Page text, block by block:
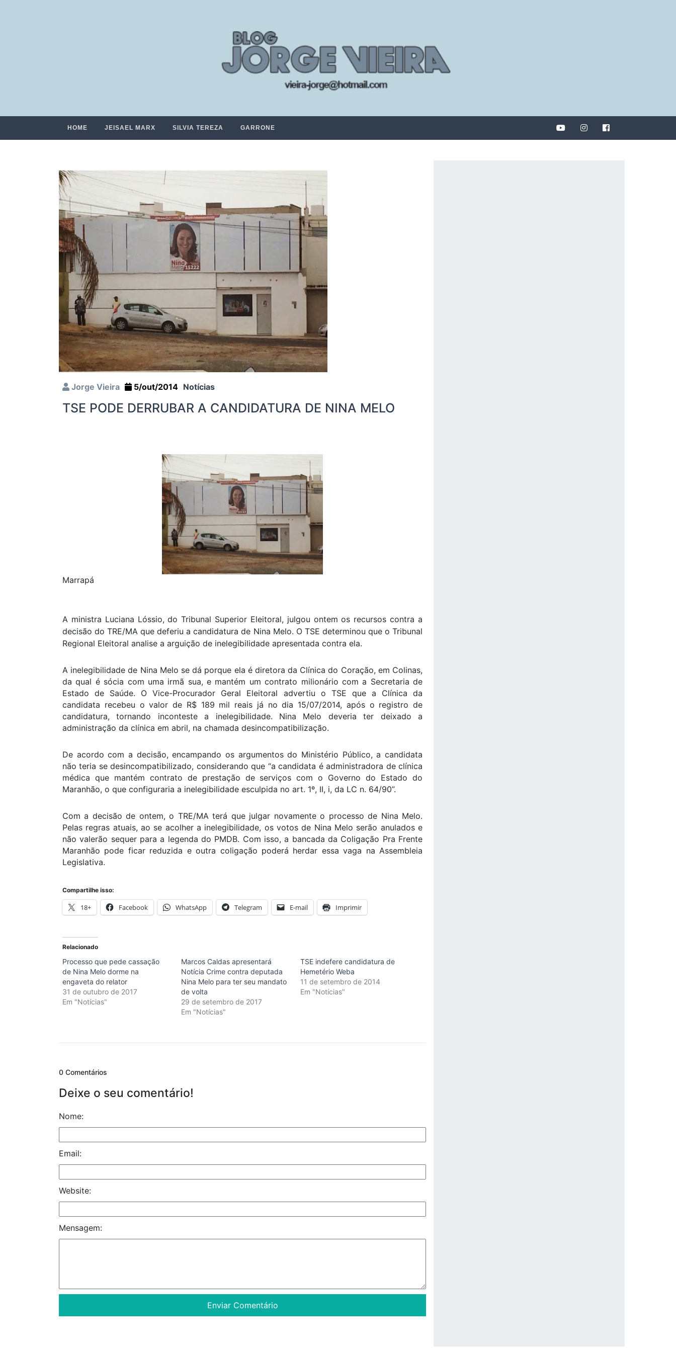
HOME JEISAEL MARX SILVIA TEREZA GARRONE
Jorge Vieira 5/out/2014 Notícias
TSE PODE DERRUBAR A CANDIDATURA DE NINA MELO
Marrapá
A ministra Luciana Lóssio, do Tribunal Superior Eleitoral, julgou ontem os recursos contra a
decisão do TRE/MA que deferiu a candidatura de Nina Melo. O TSE determinou que o Tribunal
Regional Eleitoral analise a arguição de inelegibilidade apresentada contra ela.
A inelegibilidade de Nina Melo se dá porque ela é diretora da Clínica do Coração, em Colinas,
da qual é sócia com uma irmã sua, e mantém um contrato milionário com a Secretaria de
Estado de Saúde. O Vice-Procurador Geral Eleitoral advertiu o TSE que a Clínica da
candidata recebeu o valor de R$ 189 mil reais já no dia 15/07/2014, após o registro de
candidatura, tornando inconteste a inelegibilidade. Nina Melo deveria ter deixado a
administração da clínica em abril, na chamada desincompatibilização.
De acordo com a decisão, encampando os argumentos do Ministério Público, a candidata
não teria se desincompatibilizado, considerando que “a candidata é administradora de clínica
médica que mantém contrato de prestação de serviços com o Governo do Estado do
Maranhão, o que configuraria a inelegibilidade esculpida no art. 1º, II, i, da LC n. 64/90”.
Com a decisão de ontem, o TRE/MA terá que julgar novamente o processo de Nina Melo.
Pelas regras atuais, ao se acolher a inelegibilidade, os votos de Nina Melo serão anulados e
não valerão sequer para a legenda do PMDB. Com isso, a bancada da Coligação Pra Frente
Maranhão pode ficar reduzida e outra coligação poderá herdar essa vaga na Assembleia
Legislativa.
Compartilhe isso:
18+ Facebook WhatsApp Telegram E-mail Imprimir
Relacionado
Processo que pede cassação
de Nina Melo dorme na
engaveta do relator
31 de outubro de 2017
Em "Notícias"
Marcos Caldas apresentará
Notícia Crime contra deputada
Nina Melo para ter seu mandato
de volta
29 de setembro de 2017
Em "Notícias"
TSE indefere candidatura de
Hemetério Weba
11 de setembro de 2014
Em "Notícias"
0 Comentários
Deixe o seu comentário!
Nome:
Email:
Website:
Mensagem: